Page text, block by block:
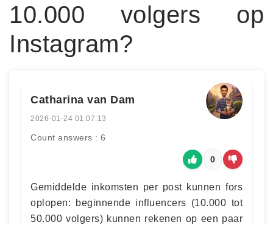
10.000 volgers op
Instagram?
Catharina van Dam
2026-01-24 01:07:13
Count answers : 6
0
Gemiddelde inkomsten per post kunnen fors
oplopen: beginnende influencers (10.000 tot
50.000 volgers) kunnen rekenen op een paar